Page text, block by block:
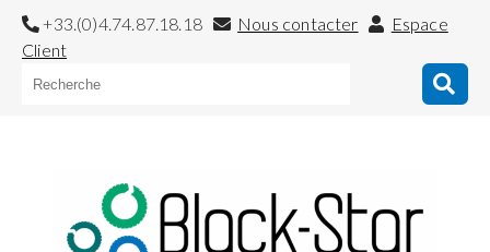
+33.(0)4.74.87.18.18 Nous contacter
Espace
Client